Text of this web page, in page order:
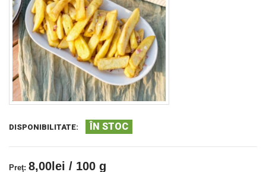
DISPONIBILITATE: ÎN STOC
Preţ: 8,00lei / 100 g